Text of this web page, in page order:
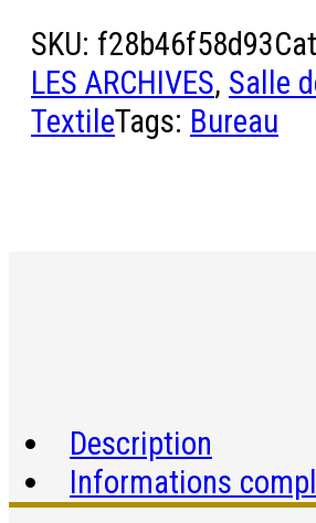
SKU: f28b46f58d93
LES ARCHIVES, Salle
TextileTags: Bureau
Description
Informations